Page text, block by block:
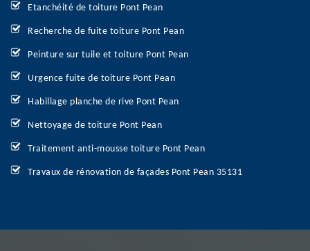
Etanchéité de toiture Pont Pean
Recherche de fuite toiture Pont Pean
Peinture sur tuile et toiture Pont Pean
Urgence fuite de toiture Pont Pean
Habillage planche de rive Pont Pean
Nettoyage de toiture Pont Pean
Traitement anti-mousse toiture Pont Pean
Travaux de rénovation de façades Pont Pean 35131